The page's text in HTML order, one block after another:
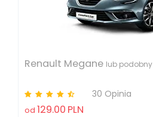
Renault Megane lub podobny
30 Opinia
od 129.00 PLN